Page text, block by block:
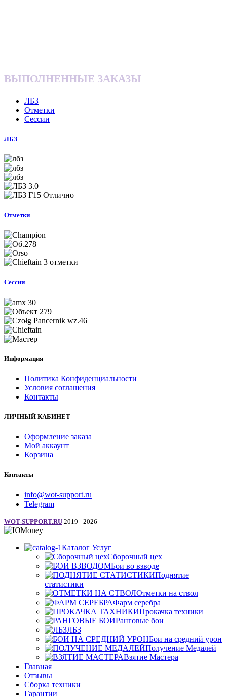
ВЫПОЛНЕННЫЕ ЗАКАЗЫ
ЛБЗ
Отметки
Сессии
ЛБЗ
Отметки
Сессии
Информация
Политика Конфиденциальности
Условия соглашения
Контакты
ЛИЧНЫЙ КАБИНЕТ
Оформление заказа
Мой аккаунт
Корзина
Контакты
info@wot-support.ru
Telegram
WOT-SUPPORT.RU 2019 - 2026
Каталог Услуг
Сборочный цех
Бои во взводе
Поднятие
статистики
Отметки на ствол
Фарм серебра
Прокачка техники
Ранговые бои
ЛБЗ
Бои на средний урон
Получение Медалей
Взятие Мастера
Главная
Отзывы
Сборка техники
Гарантии